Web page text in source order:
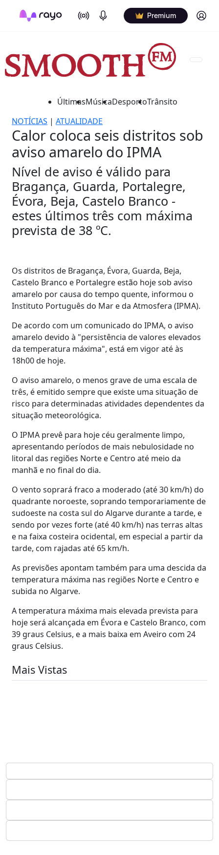
On Air Podcasts Premium Log in
ÚltimasMúsicaDesportoTrânsito
NOTÍCIAS | ATUALIDADE
Calor coloca seis distritos sob
aviso amarelo do IPMA
Nível de aviso é válido para
Bragança, Guarda, Portalegre,
Évora, Beja, Castelo Branco -
estes últimos três com máxima
prevista de 38 ºC.
Os distritos de Bragança, Évora, Guarda, Beja,
Castelo Branco e Portalegre estão hoje sob aviso
amarelo por causa do tempo quente, informou o
Instituto Português do Mar e da Atmosfera (IPMA).
De acordo com um comunicado do IPMA, o aviso
amarelo devido à "persistência de valores elevados
da temperatura máxima", está em vigor até às
18h00 de hoje.
O aviso amarelo, o menos grave de uma escala de
três, é emitido sempre que existe uma situação de
risco para determinadas atividades dependentes da
situação meteorológica.
O IPMA prevê para hoje céu geralmente limpo,
apresentando períodos de mais nebulosidade no
litoral das regiões Norte e Centro até meio da
manhã e no final do dia.
O vento soprará fraco a moderado (até 30 km/h) do
quadrante noroeste, soprando temporariamente de
sudoeste na costa sul do Algarve durante a tarde, e
sendo por vezes forte (até 40 km/h) nas terras altas
e na faixa costeira ocidental, em especial a partir da
tarde, com rajadas até 65 km/h.
As previsões apontam também para uma descida da
temperatura máxima nas regiões Norte e Centro e
subida no Algarve.
A temperatura máxima mais elevada prevista para
hoje será alcançada em Évora e Castelo Branco, com
39 graus Celsius, e a mais baixa em Aveiro com 24
graus Celsius.
Mais Vistas